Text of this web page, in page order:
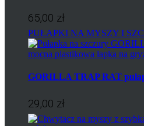
65,00 zł
PUŁAPKI NA MYSZY I
GORILLA TRAP RAT
29,00 zł